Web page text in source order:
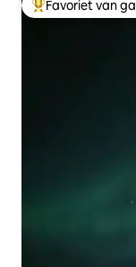
Topfavoriet van
Favoriet van